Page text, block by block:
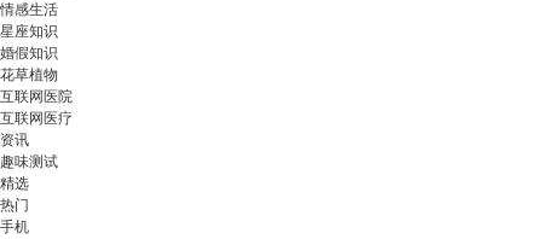
情感生活
星座知识
婚假知识
花草植物
互联网医院
互联网医疗
资讯
趣味测试
精选
热门
手机